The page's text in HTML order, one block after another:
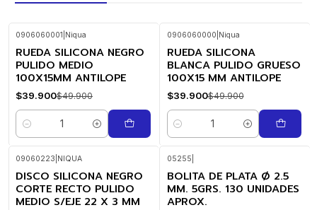
-20%
OFF
0906060001 Niqua
RUEDA SILICONA NEGRO
PULIDO MEDIO
100X15MM ANTILOPE
$39.900$49.900
Cantidad
-20%
OFF
0906060000 Niqua
RUEDA SILICONA
BLANCA PULIDO GRUESO
100X15 MM ANTILOPE
$39.900$49.900
Cantidad
09060223 NIQUA
DISCO SILICONA NEGRO
CORTE RECTO PULIDO
MEDIO S/EJE 22 X 3 MM
05255
BOLITA DE PLATA Ø 2.5
MM. 5GRS. 130 UNIDADES
APROX.